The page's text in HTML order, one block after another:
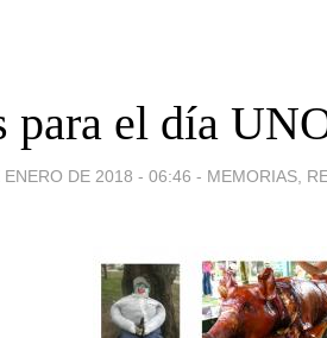
para el día
ENERO DE 2018 - 06:46 - MEMORIAS,